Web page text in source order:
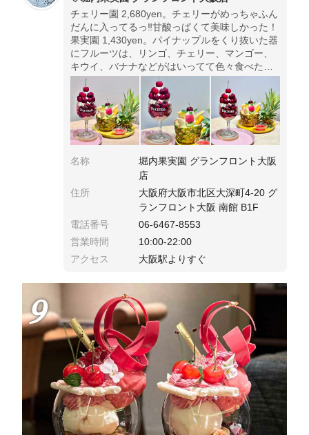
チェリー園 2,680yen。チェリーがめっちゃふん
だんに入ってるっ‼甘酸っぱくて美味しかった！
果実園 1,430yen。パイナップルをくり抜いた器
にフルーツは、リンゴ、チェリー、マンゴー、
キウイ、バナナなどがはいってて色々食べたい
人にはおすすめ。
名称
堀内果実園 グランフロント大阪
店
住所
大阪府大阪市北区大深町4-20 グ
ランフロント大阪 南館 B1F
電話番号
06-6467-8553
営業時間
10:00-22:00
アクセス
大阪駅よりすぐ
9